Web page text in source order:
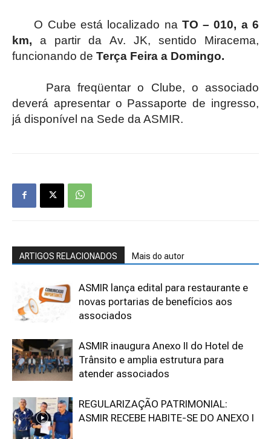
O Cube está localizado na TO – 010, a 6
km, a partir da Av. JK, sentido Miracema,
funcionando de Terça Feira a Domingo.
Para freqüentar o Clube, o associado
deverá apresentar o Passaporte de ingresso,
já disponível na Sede da ASMIR.
ARTIGOS RELACIONADOS Mais do autor
ASMIR lança edital para restaurante e
novas portarias de benefícios aos
associados
ASMIR inaugura Anexo II do Hotel de
Trânsito e amplia estrutura para
atender associados
REGULARIZAÇÃO PATRIMONIAL:
ASMIR RECEBE HABITE-SE DO ANEXO I